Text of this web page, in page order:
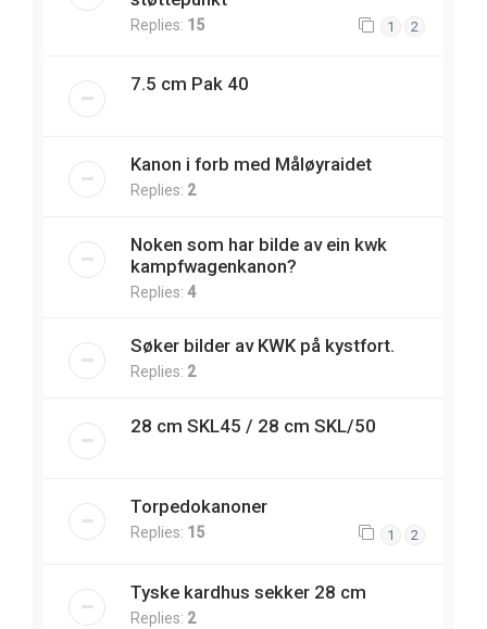
Replies: 15 1 2
7.5 cm Pak 40
Kanon i forb med Måløyraidet
Replies: 2
Noken som har bilde av ein kwk
kampfwagenkanon?
Replies: 4
Søker bilder av KWK på kystfort.
Replies: 2
28 cm SKL45 / 28 cm SKL/50
Torpedokanoner
Replies: 15 1 2
Tyske kardhus sekker 28 cm
Replies: 2